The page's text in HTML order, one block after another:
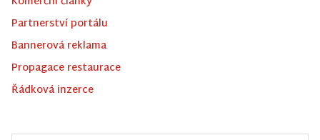
Partnerství portálu
Bannerová reklama
Propagace restaurace
Řádková inzerce